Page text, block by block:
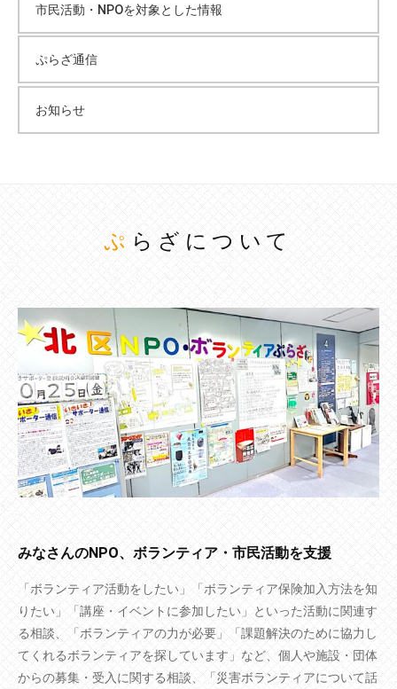
市民活動・NPOを対象とした情報
ぷらざ通信
お知らせ
ぷらざについて
みなさんのNPO、ボランティア・市民活動を支援
「ボランティア活動をしたい」「ボランティア保険加入方法を知
りたい」「講座・イベントに参加したい」といった活動に関連す
る相談、「ボランティアの力が必要」「課題解決のために協力し
てくれるボランティアを探しています」など、個人や施設・団体
からの募集・受入に関する相談、「災害ボランティアについて話